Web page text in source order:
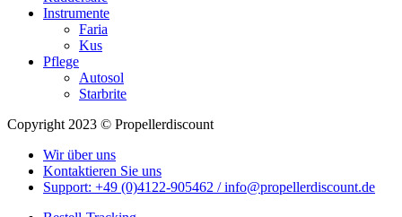
Instrumente
Faria
Kus
Pflege
Autosol
Starbrite
Copyright 2023 © Propellerdiscount
Wir über uns
Kontaktieren Sie uns
Support: +49 (0)4122-905462 / info@propellerdiscount.de